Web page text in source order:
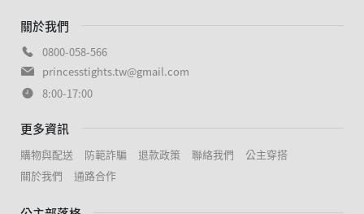
關於我們
0800-058-566
princesstights.tw@gmail.com
8:00-17:00
更多資訊
購物與配送 防範詐騙 退款政策 聯絡我們
公主穿搭
關於我們
通路合作